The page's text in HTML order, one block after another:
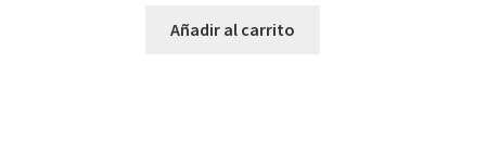
Añadir al carrito